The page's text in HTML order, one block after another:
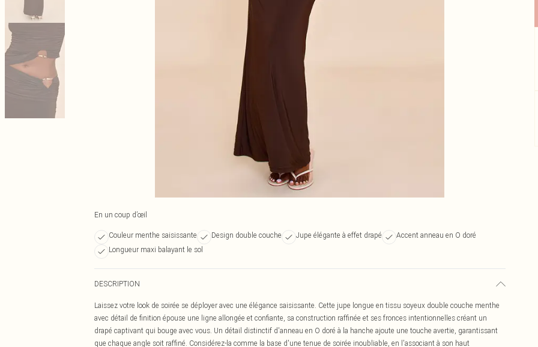
En un coup d’œil
Couleur menthe saisissante Design double couche Jupe élégante à effet drapé
Accent anneau en O doré
Longueur maxi balayant le sol
DESCRIPTION
Laissez votre look de soirée se déployer avec une élégance saisissante. Cette jupe longue en tissu soyeux double couche menthe
avec détail de finition épouse une ligne allongée et confiante, sa construction raffinée et ses fronces intentionnelles créant un
drapé captivant qui bouge avec vous. Un détail distinctif d'anneau en O doré à la hanche ajoute une touche avertie, garantissant
que chaque angle soit raffiné. Considérez-la comme la base d'une tenue de soirée inoubliable, en l'associant à son haut